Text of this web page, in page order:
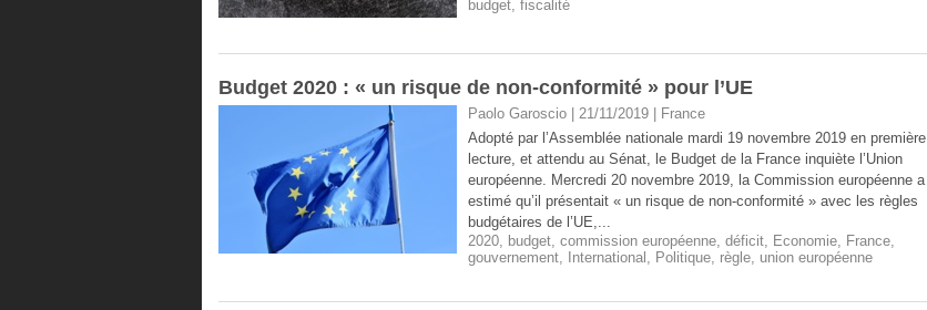
budget, fiscalité
Budget 2020 : « un risque de non-conformité » pour l’UE
Paolo Garoscio | 21/11/2019
France
Adopté par l’Assemblée nationale mardi 19 novembre 2019 en première
lecture, et attendu au Sénat, le Budget de la France inquiète l’Union
européenne. Mercredi 20 novembre 2019, la Commission européenne a
estimé qu’il présentait « un risque de non-conformité » avec les règles
budgétaires de l’UE,...
2020, budget, commission européenne, déficit, Economie, France,
gouvernement, International , Politique, règle, union européenne